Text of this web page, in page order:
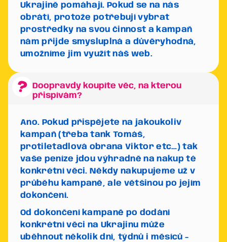
Ukrajině pomáhají. Pokud se na nás
obrátí, protože potřebují vybrat
prostředky na svou činnost a kampaň
nám přijde smysluplná a důvěryhodná,
umožníme jim využít náš web.
Doopravdy koupíte věc, na kterou
přispívám?
Ano. Pokud přispějete na jakoukoliv
kampaň (třeba tank Tomáš,
protiletadlová obrana Viktor etc…) tak
vaše peníze jdou výhradně na nakup té
konkrétní věci. Někdy nakupujeme už v
průběhu kampaně, ale většinou po jejím
dokončení.
Od dokončení kampaně po dodání
konkrétní věci na Ukrajinu může
uběhnout několik dní, týdnů i měsíců -